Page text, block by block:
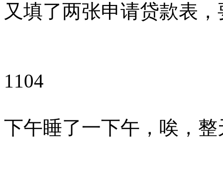
又填了两张申请贷款表
1104
下午睡了一下午，唉，